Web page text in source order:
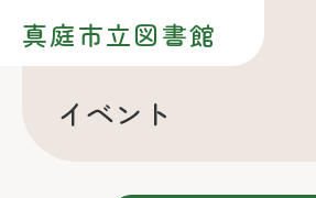
真庭市立図書館
イベント